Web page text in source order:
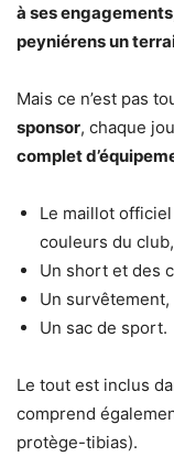
à ses
peyniérens un
Mais ce n’est pas
sponsor, chaque
complet
Le maillot
couleurs du club,
Un short et des
Un survêtement,
Un sac de sport.
Le tout est inclus
comprend
protège-tibias).